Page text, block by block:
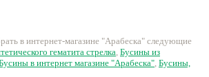
в интернет-магазине "Арабеска" следующие
гематита стрелка, Бусины из
в интернет магазине "Арабеска", Бусины,